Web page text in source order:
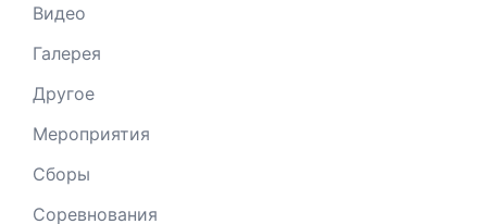
Видео
Галерея
Другое
Мероприятия
Сборы
Соревнования